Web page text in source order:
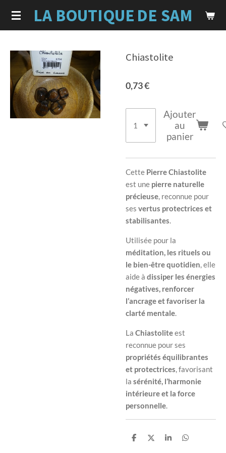
Passer
au
LA BOUTIQUE DE SAM
Chiastolite
0,73 €
Ajouter
au
panier
Cette Pierre Chiastolite
est une pierre naturelle
précieuse, reconnue pour
ses vertus protectrices et
stabilisantes.
Utilisée pour la
méditation, les rituels ou
le bien-être quotidien, elle
aide à dissiper les énergies
négatives, renforcer
l’ancrage et favoriser la
clarté mentale.
La Chiastoliteest
reconnue pour ses
propriétés équilibrantes
et protectrices, favorisant
la sérénité, l’harmonie
intérieure et la force
personnelle.
P
P
P
P